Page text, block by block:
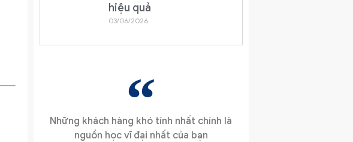
hiệu quả
03/06/2026
Những khách hàng khó tính nhất chính là
nguồn học vĩ đại nhất của bạn